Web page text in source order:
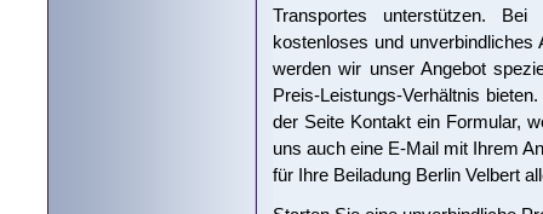
Transportes unterstützen.
kostenloses und unverbindliches
werden wir unser Angebot
Preis-Leistungs-Verhältnis
der Seite Kontakt ein Formular,
uns auch eine E-Mail mit Ihrem
für Ihre Beiladung Berlin Velbert